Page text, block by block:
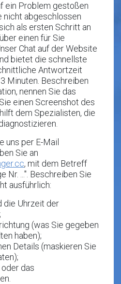
ein Problem gestoßen
nicht abgeschlossen
als ersten Schritt an
einen für Sie
Chat auf der Website
bietet die schnellste
Antwortzeit
Minuten. Beschreiben
nennen Sie das
einen Screenshot des
dem Spezialisten, die
uns per E-Mail
Sie an
, mit dem Betreff
Nr. ...". Beschreiben Sie
ausführlich:
die Uhrzeit der
(was Sie gegeben
haben);
Details (maskieren Sie
das